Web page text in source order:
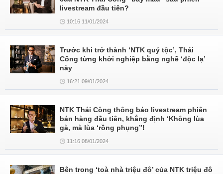
livestream đầu tiên?
10:16 11/01/2024
Trước khi trở thành ‘NTK quý tộc’, Thái
Công từng khởi nghiệp bằng nghề ‘độc lạ’
này
16:21 09/01/2024
NTK Thái Công thông báo livestream phiên
bán hàng đầu tiên, khẳng định ‘Không lùa
gà, mà lùa ‘rồng phụng’’!
11:16 08/01/2024
Bên trong ‘toà nhà triệu đô’ của NTK triệu đô